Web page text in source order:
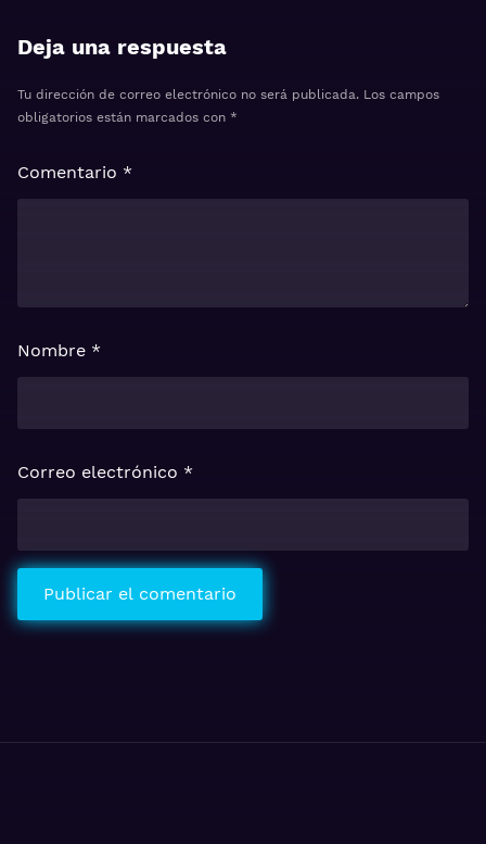
Deja una respuesta
Tu dirección de correo electrónico no será publicada. Los campos
obligatorios están marcados con *
Comentario *
Nombre *
Correo electrónico *